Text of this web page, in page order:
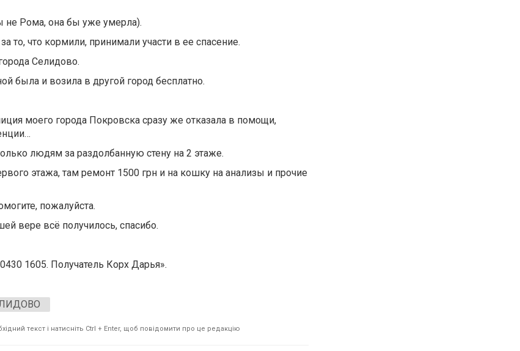
не Рома, она бы уже умерла).
то, что кормили, принимали участи в ее спасение.
Селидово.
была и возила в другой город бесплатно.
моего города Покровска сразу же отказала в помощи,
людям за раздолбанную стену на 2 этаже.
этажа, там ремонт 1500 грн и на кошку на анализы и прочие
пожалуйста.
вере всё получилось, спасибо.
1605. Получатель Корх Дарья».
текст і натисніть Ctrl + Enter, щоб повідомити про це редакцію